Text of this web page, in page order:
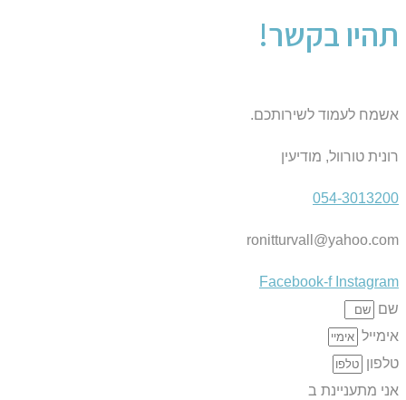
תהיו בקשר!
אשמח לעמוד לשירותכם.
רונית טורוול, מודיעין
054-3013200
ronitturvall@yahoo.com
Facebook-f Instagram
שם
אימייל
טלפון
אני מתעניינת ב